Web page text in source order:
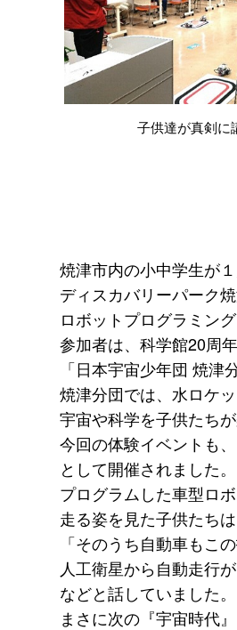
子供達が真剣に
焼津市内の小中学生が１
ディスカバリーパーク
ロボットプログラミン
参加者は、科学館20周
「日本宇宙少年団 焼津
焼津分団では、水ロケ
宇宙や科学を子供たち
今回の体験イベントも
として開催されました。
プログラムした車型ロ
走る姿を見た子供たちは
「そのうち自動車もこ
人工衛星から自動走行
などと話していました。
まさに次の『宇宙時代